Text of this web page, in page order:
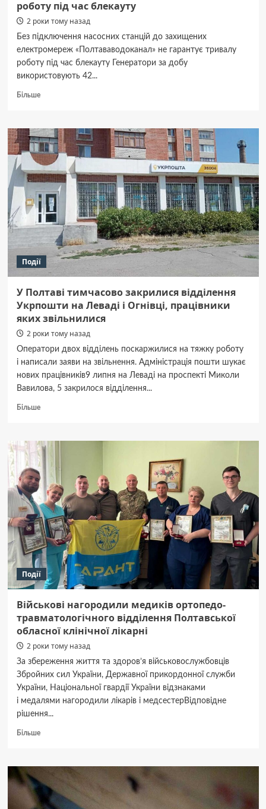
роботу під час блекауту
2 роки тому назад
Без підключення насосних станцій до захищених
електромереж «Полтававодоканал» не гарантує тривалу
роботу під час блекауту Генератори за добу
використовують 42...
БільшеДокладніше
не
гарантує
тривалу
роботу
під
час
блекауту
Події
У Полтаві тимчасово закрилися відділення
Укрпошти на Леваді і Огнівці, працівники
яких звільнилися
2 роки тому назад
Оператори двох відділень поскаржилися на тяжку роботу
і написали заяви на звільнення. Адміністрація пошти шукає
нових працівників9 липня на Леваді на проспекті Миколи
Вавилова, 5 закрилося відділення...
БільшеДокладніше
тимчасово
закрилися
відділення
Укрпошти
на Леваді
і Огнівці,
працівники
яких
звільнилися
Події
Військові нагородили медиків ортопедо-
травматологічного відділення Полтавської
обласної клінічної лікарні
2 роки тому назад
За збереження життя та здоров’я військовослужбовців
Збройних сил України, Державної прикордонної служби
України, Національної гвардії України відзнаками
і медалями нагородили лікарів і медсестерВідповідне
рішення...
БільшеДокладніше
нагородили
ортопедо-
травматологічного